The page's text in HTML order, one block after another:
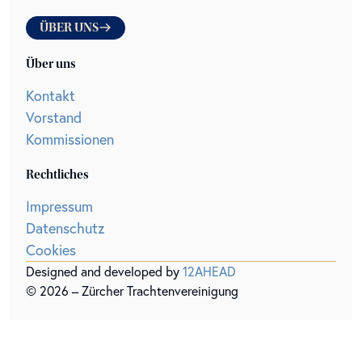
ÜBER UNS
Über uns
Kontakt
Vorstand
Kommissionen
Rechtliches
Impressum
Datenschutz
Cookies
Designed and developed by 12AHEAD
© 2026 – Zürcher Trachtenvereinigung